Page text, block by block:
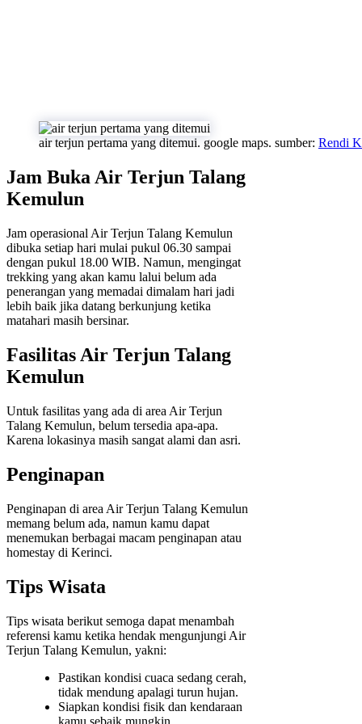
air terjun pertama yang ditemui. google maps. sumber: Rendi
Jam Buka Air Terjun Talang
Kemulun
Jam operasional Air Terjun Talang Kemulun
dibuka setiap hari mulai pukul 06.30 sampai
dengan pukul 18.00 WIB. Namun, mengingat
trekking yang akan kamu lalui belum ada
penerangan yang memadai dimalam hari jadi
lebih baik jika datang berkunjung ketika
matahari masih bersinar.
Fasilitas Air Terjun Talang
Kemulun
Untuk fasilitas yang ada di area Air Terjun
Talang Kemulun, belum tersedia apa-apa.
Karena lokasinya masih sangat alami dan asri.
Penginapan
Penginapan di area Air Terjun Talang Kemulun
memang belum ada, namun kamu dapat
menemukan berbagai macam penginapan atau
homestay di Kerinci.
Tips Wisata
Tips wisata berikut semoga dapat menambah
referensi kamu ketika hendak mengunjungi Air
Terjun Talang Kemulun, yakni:
Pastikan kondisi cuaca sedang cerah,
tidak mendung apalagi turun hujan.
Siapkan kondisi fisik dan kendaraan
kamu sebaik mungkin.